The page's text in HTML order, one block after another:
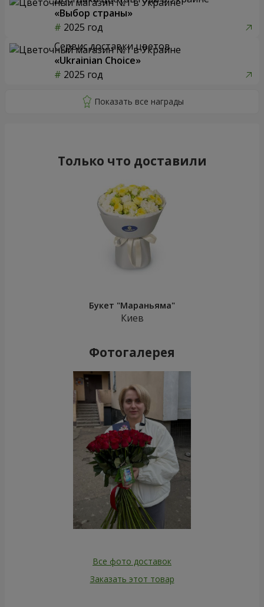
«Выбор страны»
2025 год
Сервис доставки цветов
«Ukrainian Choice»
2025 год
Только что доставили
Букет "Мараньяма"
Киев
Фотогалерея
Все фото доставок
Заказать этот товар